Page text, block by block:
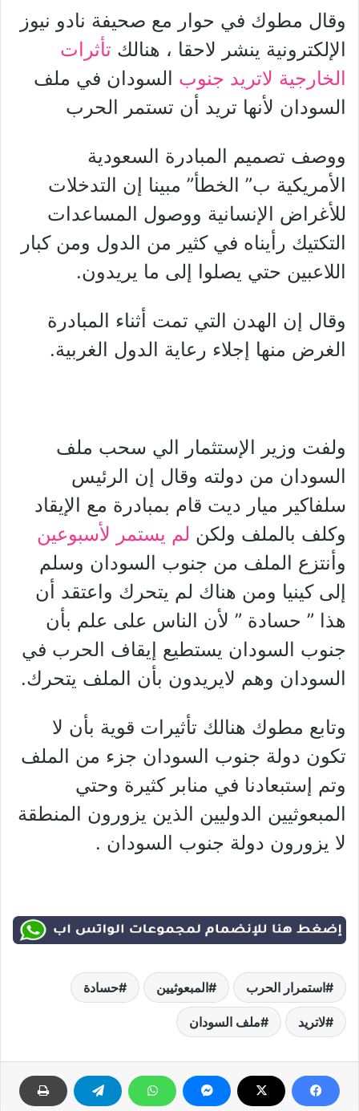
وقال مطوك في حوار مع صحيفة نادو نيوز
الإلكترونية ينشر لاحقا ، هنالك تأثرات
الخارجية لاتريد جنوب السودان في ملف
السودان لأنها تريد أن تستمر الحرب
ووصف تصميم المبادرة السعودية
الأمريكية ب” الخطأ” مبينا إن التدخلات
للأغراض الإنسانية ووصول المساعدات
التكتيك رأيناه في كثير من الدول ومن كبار
اللاعبين حتي يصلوا إلى ما يريدون.
وقال إن الهدن التي تمت أثناء المبادرة
الغرض منها إجلاء رعاية الدول الغربية.
ولفت وزير الإستثمار الي سحب ملف
السودان من دولته وقال إن الرئيس
سلفاكير ميار ديت قام بمبادرة مع الإيقاد
وكلف بالملف ولكن لم يستمر لأسبوعين
وأنتزع الملف من جنوب السودان وسلم
إلى كينيا ومن هناك لم يتحرك واعتقد أن
هذا ” حسادة ” لأن الناس على علم بأن
جنوب السودان يستطيع إيقاف الحرب في
السودان وهم لايريدون بأن الملف يتحرك.
وتابع مطوك هنالك تأثيرات قوية بأن لا
تكون دولة جنوب السودان جزء من الملف
وتم إستبعادنا في منابر كثيرة وحتي
المبعوثيين الدوليين الذين يزورون المنطقة
لا يزورون دولة جنوب السودان .
استمرار الحرب المبعوثيين حسادة
لاتريد ملف السودان